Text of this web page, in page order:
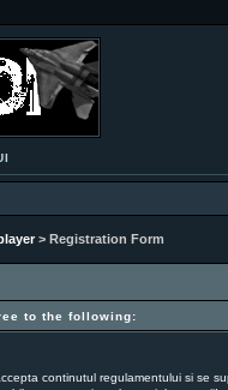
> Registration Form
to the following:
continutul regulamentului si se